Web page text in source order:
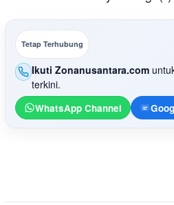
Tetap Terhubung
Ikuti Zonanusantara.com
terkini.
WhatsApp Channel